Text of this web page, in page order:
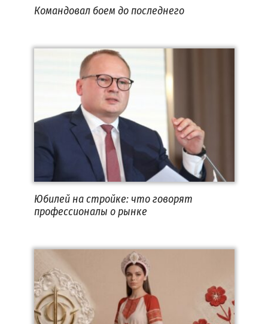
Командовал боем до последнего
Юбилей на стройке: что говорят
профессионалы о рынке